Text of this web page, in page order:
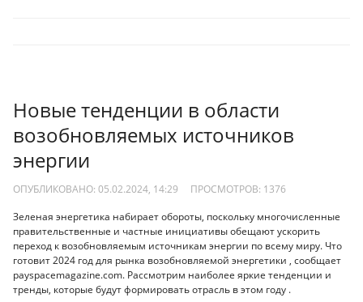
Новые тенденции в области
возобновляемых источников
энергии
ОПУБЛИКОВАНО: 05.02.2024, 14:29 ПРОСМОТРОВ: 1376
Зеленая энергетика набирает обороты, поскольку многочисленные
правительственные и частные инициативы обещают ускорить
переход к возобновляемым источникам энергии по всему миру. Что
готовит 2024 год для рынка возобновляемой энергетики , сообщает
payspacemagazine.com. Рассмотрим наиболее яркие тенденции и
тренды, которые будут формировать отрасль в этом году .